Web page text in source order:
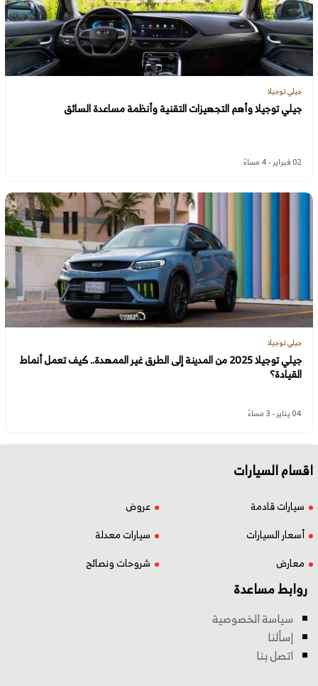
جيلي توجيلا
جيلي توجيلا وأهم التجهيزات التقنية وأنظمة مساعدة السائق
02 فبراير - 4 مساءً
جيلي توجيلا
جيلي توجيلا 2025 من المدينة إلى الطرق غير الممهدة.. كيف تعمل أنماط
القيادة؟
04 يناير - 3 مساءً
اقسام السيارات
سيارات قادمة
عروض
أسعار السيارات
سيارات معدلة
معارض
شروحات ونصائح
روابط مساعدة
سياسة الخصوصية
إسألنا
اتصل بنا